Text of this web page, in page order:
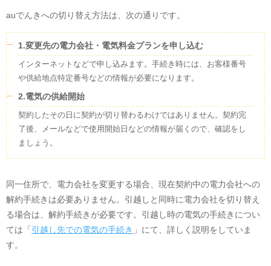
auでんきへの切り替え方法は、次の通りです。
1.変更先の電力会社・電気料金プランを申し込む
インターネットなどで申し込みます。手続き時には、お客様番号
や供給地点特定番号などの情報が必要になります。
2.電気の供給開始
契約したその日に契約が切り替わるわけではありません。契約完
了後、メールなどで使用開始日などの情報が届くので、確認をし
ましょう。
同一住所で、電力会社を変更する場合、現在契約中の電力会社への
解約手続きは必要ありません。引越しと同時に電力会社を切り替え
る場合は、解約手続きが必要です。引越し時の電気の手続きについ
ては「 引越し先での電気の手続き 」にて、詳しく説明をしていま
す。